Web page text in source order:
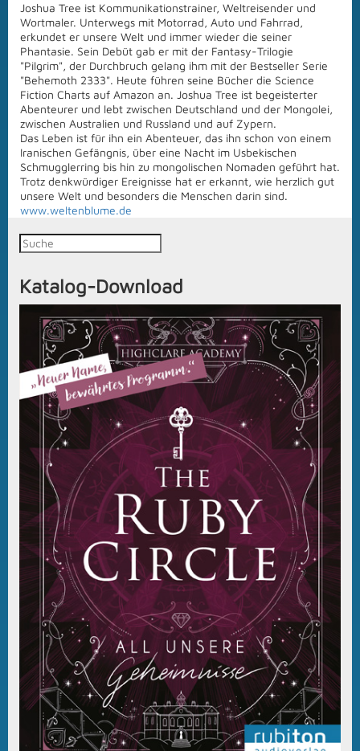
Joshua Tree ist Kommunikationstrainer, Weltreisender und
Wortmaler. Unterwegs mit Motorrad, Auto und Fahrrad,
erkundet er unsere Welt und immer wieder die seiner
Phantasie. Sein Debüt gab er mit der Fantasy-Trilogie
"Pilgrim", der Durchbruch gelang ihm mit der Bestseller Serie
"Behemoth 2333". Heute führen seine Bücher die Science
Fiction Charts auf Amazon an. Joshua Tree ist begeisterter
Abenteurer und lebt zwischen Deutschland und der Mongolei,
zwischen Australien und Russland und auf Zypern.
Das Leben ist für ihn ein Abenteuer, das ihn schon von einem
Iranischen Gefängnis, über eine Nacht im Usbekischen
Schmugglerring bis hin zu mongolischen Nomaden geführt hat.
Trotz denkwürdiger Ereignisse hat er erkannt, wie herzlich gut
unsere Welt und besonders die Menschen darin sind.
www.weltenblume.de
Katalog-Download